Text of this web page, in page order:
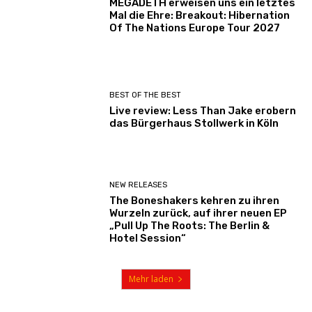
MEGADETH erweisen uns ein letztes
Mal die Ehre: Breakout: Hibernation
Of The Nations Europe Tour 2027
BEST OF THE BEST
Live review: Less Than Jake erobern
das Bürgerhaus Stollwerk in Köln
NEW RELEASES
The Boneshakers kehren zu ihren
Wurzeln zurück, auf ihrer neuen EP
„Pull Up The Roots: The Berlin &
Hotel Session“
Mehr laden